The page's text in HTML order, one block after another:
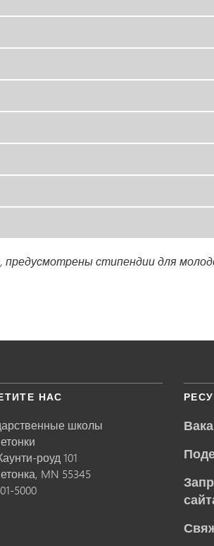
стипендии для
НАС
школы
роуд 101
MN 55345
5000